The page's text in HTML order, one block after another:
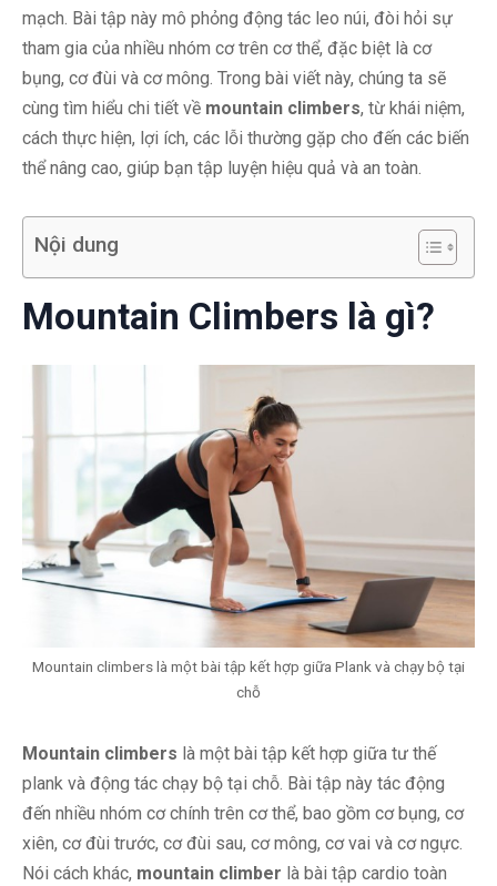
mạch. Bài tập này mô phỏng động tác leo núi, đòi hỏi sự
tham gia của nhiều nhóm cơ trên cơ thể, đặc biệt là cơ
bụng, cơ đùi và cơ mông. Trong bài viết này, chúng ta sẽ
cùng tìm hiểu chi tiết về mountain climbers, từ khái niệm,
cách thực hiện, lợi ích, các lỗi thường gặp cho đến các biến
thể nâng cao, giúp bạn tập luyện hiệu quả và an toàn.
Nội dung
Mountain Climbers là gì?
Mountain climbers là một bài tập kết hợp giữa Plank và chạy bộ tại
chỗ
Mountain climbers là một bài tập kết hợp giữa tư thế
plank và động tác chạy bộ tại chỗ. Bài tập này tác động
đến nhiều nhóm cơ chính trên cơ thể, bao gồm cơ bụng, cơ
xiên, cơ đùi trước, cơ đùi sau, cơ mông, cơ vai và cơ ngực.
Nói cách khác, mountain climber là bài tập cardio toàn